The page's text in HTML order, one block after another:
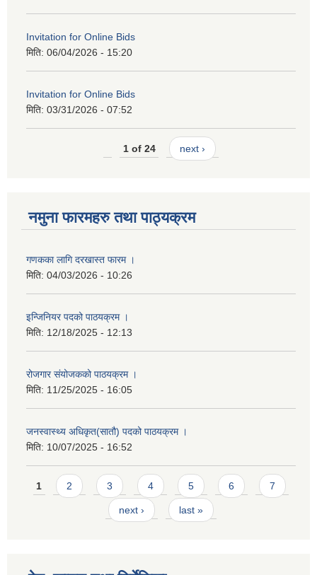
Invitation for Online Bids
मिति: 06/04/2026 - 15:20
Invitation for Online Bids
मिति: 03/31/2026 - 07:52
1 of 24 next ›
नमुना फारमहरु तथा पाठ्यक्रम
गणकका लागि दरखास्त फारम ।
मिति: 04/03/2026 - 10:26
इन्जिनियर पदको पाठयक्रम ।
मिति: 12/18/2025 - 12:13
रोजगार संयोजकको पाठयक्रम ।
मिति: 11/25/2025 - 16:05
जनस्वास्थ्य अधिकृत(सातौ) पदको पाठयक्रम ।
मिति: 10/07/2025 - 16:52
Pages
1 2 3 4 5 6 7
next › last »